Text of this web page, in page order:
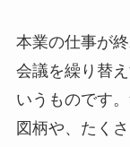
本業の仕事が
会議を繰り替
いうものです
図柄や、たく